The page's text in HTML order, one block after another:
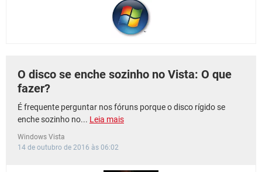
O disco se enche sozinho no Vista: O que
fazer?
É frequente perguntar nos fóruns porque o disco rígido se
enche sozinho no... Leia mais
Windows Vista
14 de outubro de 2016 às 06:02